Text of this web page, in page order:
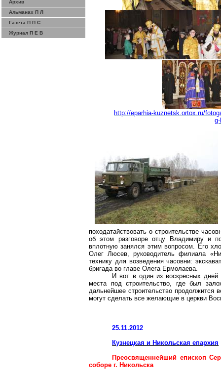
Архив
Альманах П Л
Газета П П С
Журнал П Е В
http://eparhia-kuznetsk.ortox.ru/
походатайствовать о строительстве
об этом разговоре отцу Владимиру и
вплотную занялся этим вопросом. Его
ОлегЛюсев, руководитель филиала «
технику для возведения часовни:
бригада во главе Олега Ермолаева.
И вот в один из воскресных
места под строительство, где был
дальнейшее строительство продолжится
могут сделать все желающие в церкви
25.11.2012
Кузнецкая и Никольская епархия
Преосвященнейший епископ
соборе г. Никольска